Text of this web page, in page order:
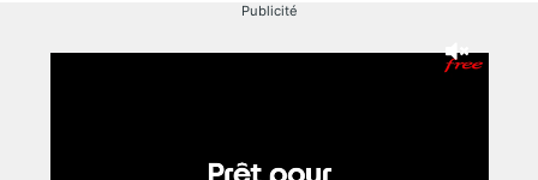
Publicité